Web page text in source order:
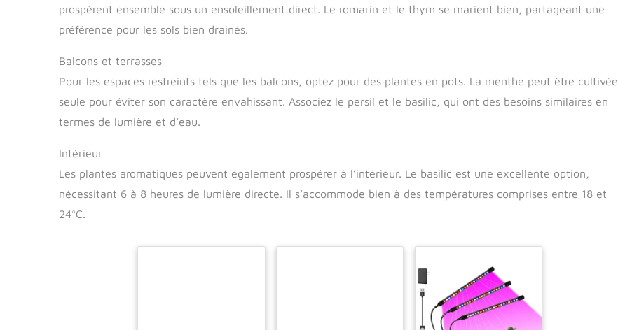
prospèrent ensemble sous un ensoleillement direct. Le romarin et le thym se marient bien, partageant une
préférence pour les sols bien drainés.
Balcons et terrasses
Pour les espaces restreints tels que les balcons, optez pour des plantes en pots. La menthe peut être cultivée
seule pour éviter son caractère envahissant. Associez le persil et le basilic, qui ont des besoins similaires en
termes de lumière et d’eau.
Intérieur
Les plantes aromatiques peuvent également prospérer à l’intérieur. Le basilic est une excellente option,
nécessitant 6 à 8 heures de lumière directe. Il s’accommode bien à des températures comprises entre 18 et
24°C.